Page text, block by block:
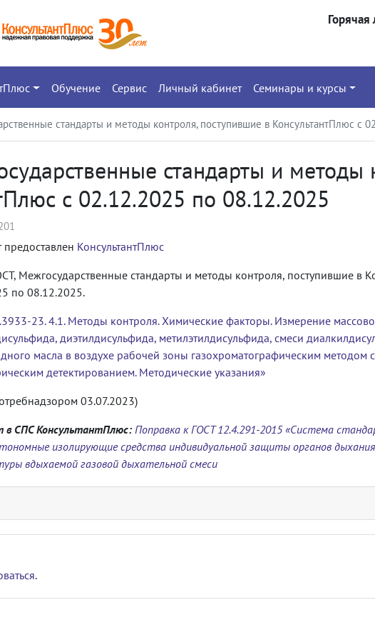
Обучение Сервис Личный кабинет Семинары и курсы
стандарты и методы контроля, поступившие в КонсультантПлюс с
стандарты и методы
с 02.12.2025 по 08.12.2025
КонсультантПлюс
Межгосударственные стандарты и методы контроля, поступившие в
по 08.12.2025.
23. 4.1. Методы контроля. Химические факторы. Измерение
диэтилдисульфида, метилэтилдисульфида, смеси
масла в воздухе рабочей зоны газохроматографическим методом
детектированием. Методические указания»
03.07.2023)
в СПС КонсультантПлюс: Поправка к ГОСТ 12.4.291-2015 «Система
изолирующие средства индивидуальной защиты органов
вдыхаемой газовой дыхательной смеси
.